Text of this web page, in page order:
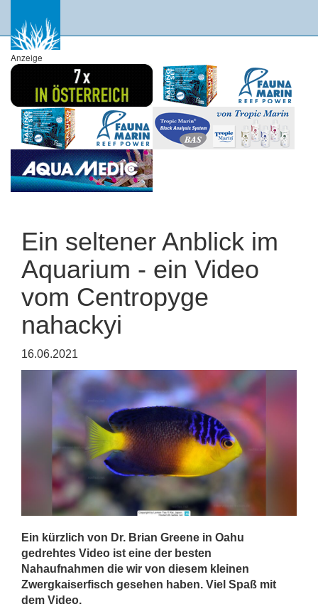
Anzeige
Ein seltener Anblick im
Aquarium - ein Video
vom Centropyge
nahackyi
16.06.2021
Ein kürzlich von Dr. Brian Greene in Oahu
gedrehtes Video ist eine der besten
Nahaufnahmen die wir von diesem kleinen
Zwergkaiserfisch gesehen haben. Viel Spaß mit
dem Video.